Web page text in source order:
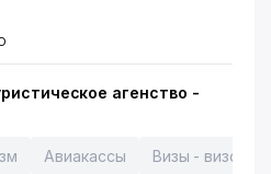
агенство -
Авиакассы Визы -